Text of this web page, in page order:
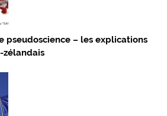
pseudoscience – les explications
zélandais